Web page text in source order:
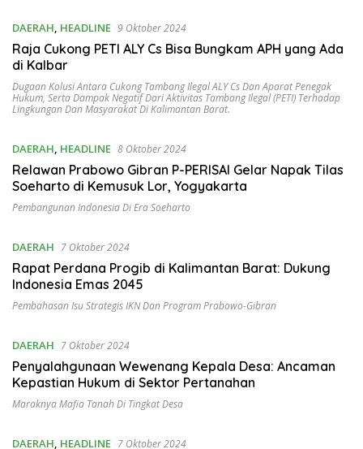
DAERAH, HEADLINE 9 Oktober 2024
Raja Cukong PETI ALY Cs Bisa Bungkam APH yang Ada
di Kalbar
Dugaan Kolusi Antara Cukong Tambang Ilegal ALY Cs Dan Aparat Penegak
Hukum, Serta Dampak Negatif Dari Aktivitas Tambang Ilegal (PETI) Terhadap
Lingkungan Dan Masyarakat Di Kalimantan Barat.
DAERAH, HEADLINE 8 Oktober 2024
Relawan Prabowo Gibran P-PERISAI Gelar Napak Tilas
Soeharto di Kemusuk Lor, Yogyakarta
Pembangunan Indonesia Di Era Soeharto
DAERAH 7 Oktober 2024
Rapat Perdana Progib di Kalimantan Barat: Dukung
Indonesia Emas 2045
Pembahasan Isu Strategis IKN Dan Program Prabowo-Gibran
DAERAH 7 Oktober 2024
Penyalahgunaan Wewenang Kepala Desa: Ancaman
Kepastian Hukum di Sektor Pertanahan
Maraknya Mafia Tanah Di Tingkat Desa
DAERAH, HEADLINE 7 Oktober 2024